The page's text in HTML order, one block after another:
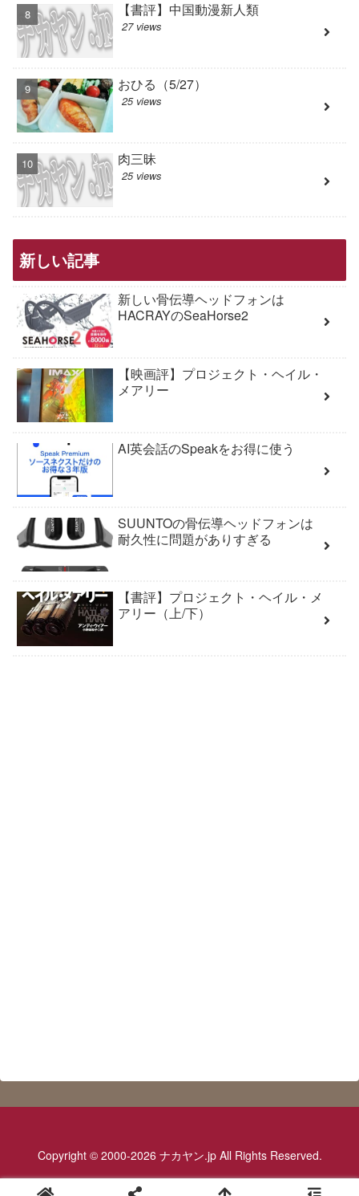
【書評】中国動漫新人類
27 views
おひる（5/27）
25 views
肉三昧
25 views
新しい記事
新しい骨伝導ヘッドフォンは
HACRAYのSeaHorse2
【映画評】プロジェクト・ヘイル・
メアリー
AI英会話のSpeakをお得に使う
SUUNTOの骨伝導ヘッドフォンは
耐久性に問題がありすぎる
【書評】プロジェクト・ヘイル・メ
アリー（上/下）
Copyright © 2000-2026 ナカヤン.jp All Rights Reserved.